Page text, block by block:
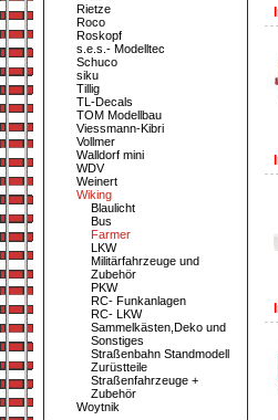
Rietze
Roco
Roskopf
s.e.s.- Modelltec
Schuco
siku
Tillig
TL-Decals
TOM Modellbau
Viessmann-Kibri
Vollmer
Walldorf mini
WDV
Weinert
Wiking
Blaulicht
Bus
Farmer
LKW
Militärfahrzeuge und
Zubehör
PKW
RC- Funkanlagen
RC- LKW
Sammelkästen,Deko und
Sonstiges
Straßenbahn Standmodell
Zurüstteile
Straßenfahrzeuge +
Zubehör
Woytnik